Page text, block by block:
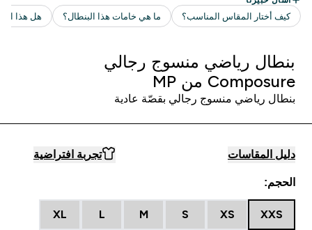
بنطال رياضي منسوج رجالي
Composure من MP
بنطال رياضي منسوج رجالي بقصّة عادية
دليل المقاسات تجربة افتراضية
الحجم:
XXS
XS
S
M
L
XL